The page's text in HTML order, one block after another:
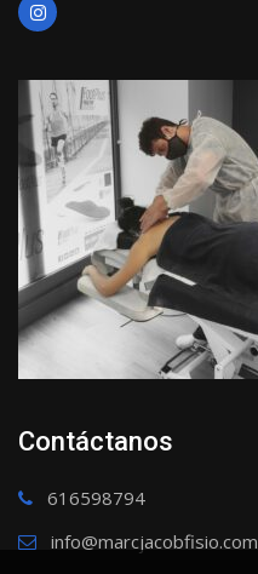
Contáctanos
616598794
info@marcjacobfisio.com